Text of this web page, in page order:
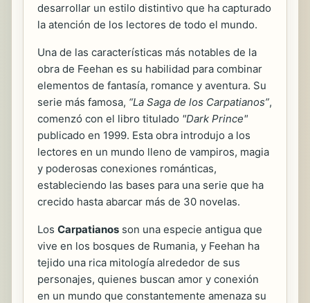
desarrollar un estilo distintivo que ha capturado
la atención de los lectores de todo el mundo.
Una de las características más notables de la
obra de Feehan es su habilidad para combinar
elementos de fantasía, romance y aventura. Su
serie más famosa, “La Saga de los Carpatianos”,
comenzó con el libro titulado "Dark Prince"
publicado en 1999. Esta obra introdujo a los
lectores en un mundo lleno de vampiros, magia
y poderosas conexiones románticas,
estableciendo las bases para una serie que ha
crecido hasta abarcar más de 30 novelas.
Los Carpatianos son una especie antigua que
vive en los bosques de Rumania, y Feehan ha
tejido una rica mitología alrededor de sus
personajes, quienes buscan amor y conexión
en un mundo que constantemente amenaza su